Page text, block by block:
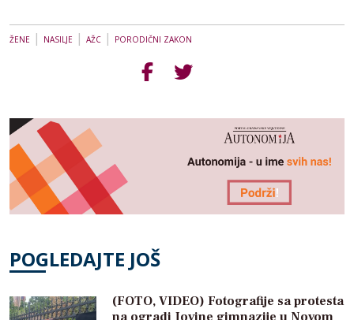
ŽENE | NASILJE | AŽC | PORODIČNI ZAKON
POGLEDAJTE JOŠ
(FOTO, VIDEO) Fotografije sa protesta